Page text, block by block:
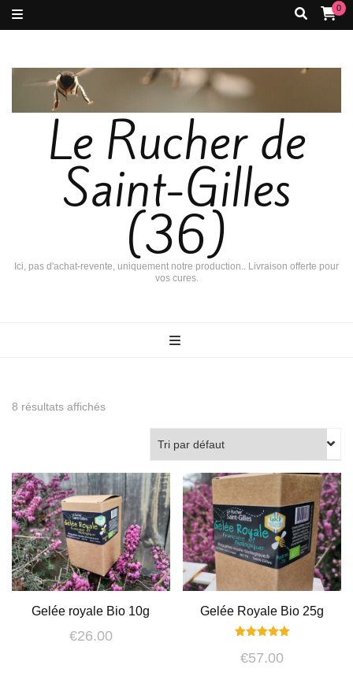
0
Le Rucher de
Saint-Gilles
(36)
Ici, pas d'achat-revente, uniquement notre production.. Livraison offerte pour
vos cures.
8 résultats affichés
Gelée royale Bio 10g
€26.00
Gelée Royale Bio 25g
5.00
€57.00